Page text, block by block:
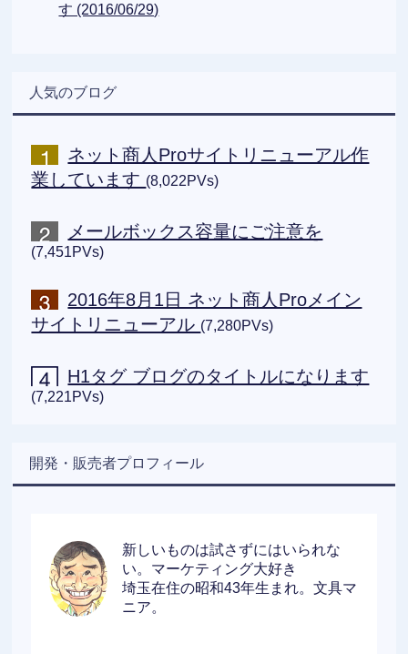
す (2016/06/29)
人気のブログ
ネット商人Proサイトリニューアル作
業しています (8,022PVs)
メールボックス容量にご注意を
(7,451PVs)
2016年8月1日 ネット商人Proメイン
サイトリニューアル (7,280PVs)
H1タグ ブログのタイトルになります
(7,221PVs)
開発・販売者プロフィール
新しいものは試さずにはいられな
い。マーケティング大好き
埼玉在住の昭和43年生まれ。文具マ
ニア。